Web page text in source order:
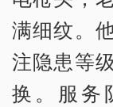
满细纹。
注隐患等
换。服务